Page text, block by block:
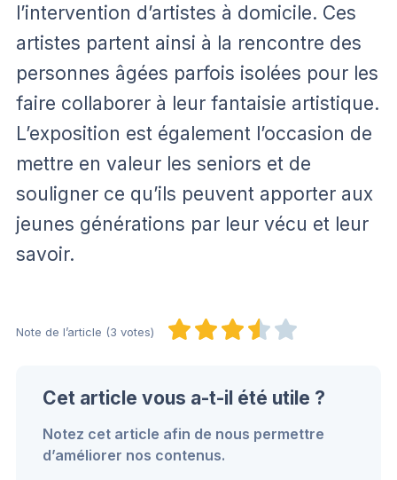
l’intervention d’artistes à domicile. Ces
artistes partent ainsi à la rencontre des
personnes âgées parfois isolées pour les
faire collaborer à leur fantaisie artistique.
L’exposition est également l’occasion de
mettre en valeur les seniors et de
souligner ce qu’ils peuvent apporter aux
jeunes générations par leur vécu et leur
savoir.
Note de l’article (3 votes)
Cet article vous a-t-il été utile ?
Notez cet article afin de nous permettre
d’améliorer nos contenus.